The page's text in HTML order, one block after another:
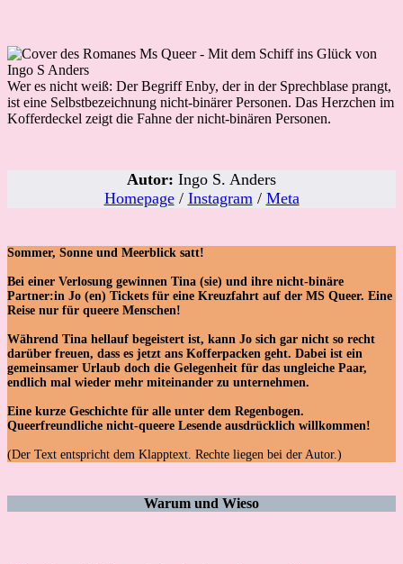
Wer es nicht weiß: Der Begriff Enby, der in der Sprechblase prangt,
ist eine Selbstbezeichnung nicht-binärer Personen. Das Herzchen im
Kofferdeckel zeigt die Fahne der nicht-binären Personen.
Autor: Ingo S. Anders
Homepage/ Instagram / Meta
Sommer, Sonne und Meerblick satt!
Bei einer Verlosung gewinnen Tina (sie) und ihre nicht-binäre
Partner:in Jo (en) Tickets für eine Kreuzfahrt auf der MS Queer. Eine
Reise nur für queere Menschen!
Während Tina hellauf begeistert ist, kann Jo sich gar nicht so recht
darüber freuen, dass es jetzt ans Kofferpacken geht. Dabei ist ein
gemeinsamer Urlaub doch die Gelegenheit für das ungleiche Paar,
endlich mal wieder mehr miteinander zu unternehmen.
Eine kurze Geschichte für alle unter dem Regenbogen.
Queerfreundliche nicht-queere Lesende ausdrücklich willkommen!
(Der Text entspricht dem Klapptext. Rechte liegen bei der Autor.)
Warum und Wieso